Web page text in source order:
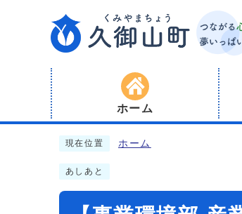
ホーム
現在位置 ホーム
あしあと